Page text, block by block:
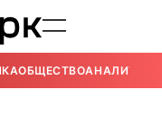
ОБЩЕСТВОАНАЛИТИКА